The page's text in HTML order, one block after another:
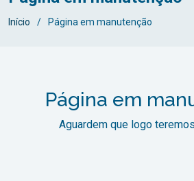
Início Página em manutenção
Página em
Aguardem que logo